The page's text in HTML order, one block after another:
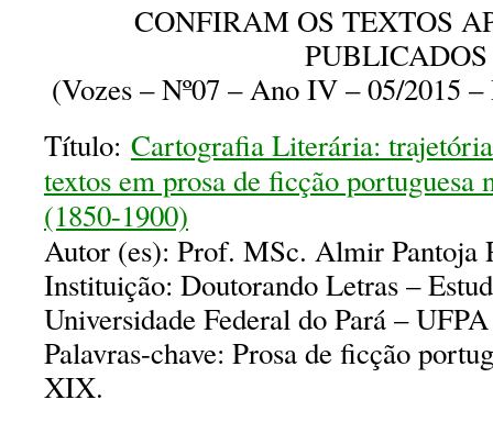
CONFIRAM OS TEXTOS
PUBLICADOS
(Vozes – Nº07 – Ano IV – 05/2015 –
Título: Cartografia Literária:
textos em prosa de ficção portuguesa
(1850-1900)
Autor (es): Prof. MSc. Almir Pantoja
Instituição: Doutorando Letras –
Universidade Federal do Pará – UFPA
Palavras-chave: Prosa de ficção
XIX.